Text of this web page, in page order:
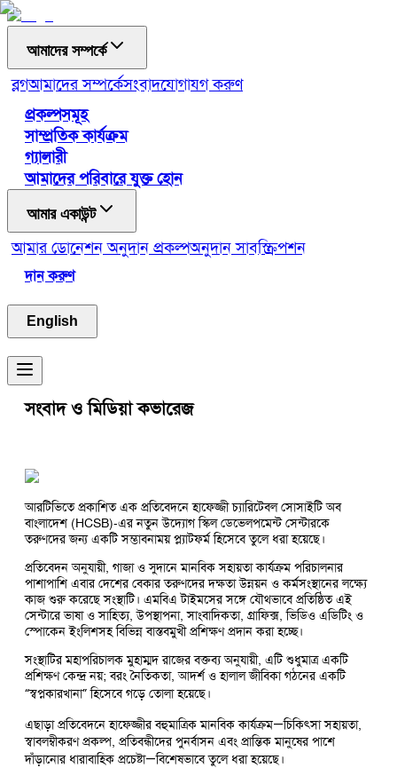
আমাদের সম্পর্কে
ব্লগআমাদের সম্পর্কেসংবাদযোগাযগ করুণ
প্রকল্পসমূহ
সাম্প্রতিক কার্যক্রম
গ্যালারী
আমাদের পরিবারে যুক্ত হোন
আমার একাউন্ট
আমার ডোনেশনঅনুদান প্রকল্পঅনুদান সাবস্ক্রিপশন
দান করুণ
English
সংবাদ ও মিডিয়া কভারেজ
আরটিভিতে প্রকাশিত এক প্রতিবেদনে হাফেজ্জী চ্যারিটেবল সোসাইটি অব
বাংলাদেশ (HCSB)-এর নতুন উদ্যোগ স্কিল ডেভেলপমেন্ট সেন্টারকে
তরুণদের জন্য একটি সম্ভাবনাময় প্ল্যাটফর্ম হিসেবে তুলে ধরা হয়েছে।
প্রতিবেদন অনুযায়ী, গাজা ও সুদানে মানবিক সহায়তা কার্যক্রম পরিচালনার
পাশাপাশি এবার দেশের বেকার তরুণদের দক্ষতা উন্নয়ন ও কর্মসংস্থানের লক্ষ্যে
কাজ শুরু করেছে সংস্থাটি। এমবিএ টাইমসের সঙ্গে যৌথভাবে প্রতিষ্ঠিত এই
সেন্টারে ভাষা ও সাহিত্য, উপস্থাপনা, সাংবাদিকতা, গ্রাফিক্স, ভিডিও এডিটিং ও
স্পোকেন ইংলিশসহ বিভিন্ন বাস্তবমুখী প্রশিক্ষণ প্রদান করা হচ্ছে।
সংস্থাটির মহাপরিচালক মুহাম্মদ রাজের বক্তব্য অনুযায়ী, এটি শুধুমাত্র একটি
প্রশিক্ষণ কেন্দ্র নয়; বরং নৈতিকতা, আদর্শ ও হালাল জীবিকা গঠনের একটি
“স্বপ্নকারখানা” হিসেবে গড়ে তোলা হয়েছে।
এছাড়া প্রতিবেদনে হাফেজ্জীর বহুমাত্রিক মানবিক কার্যক্রম—চিকিৎসা সহায়তা,
স্বাবলম্বীকরণ প্রকল্প, প্রতিবন্ধীদের পুনর্বাসন এবং প্রান্তিক মানুষের পাশে
দাঁড়ানোর ধারাবাহিক প্রচেষ্টা—বিশেষভাবে তুলে ধরা হয়েছে।